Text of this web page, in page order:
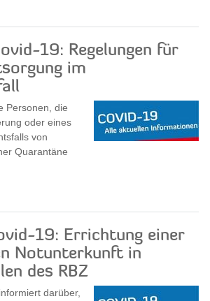
19: Regelungen für
im
Personen, die
oder eines
von
Quarantäne
19: Errichtung einer
Notunterkunft in
des RBZ
darüber,